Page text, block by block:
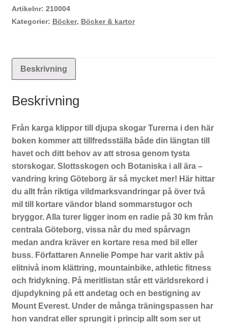
Artikelnr: 210004
Kategorier: Böcker, Böcker & kartor
Beskrivning
Beskrivning
Från karga klippor till djupa skogar Turerna i den här
boken kommer att tillfredsställa både din längtan till
havet och ditt behov av att strosa genom tysta
storskogar. Slottsskogen och Botaniska i all ära –
vandring kring Göteborg är så mycket mer! Här hittar
du allt från riktiga vildmarksvandringar på över två
mil till kortare vändor bland sommarstugor och
bryggor. Alla turer ligger inom en radie på 30 km från
centrala Göteborg, vissa når du med spårvagn
medan andra kräver en kortare resa med bil eller
buss. Författaren Annelie Pompe har varit aktiv på
elitnivå inom klättring, mountainbike, athletic fitness
och fridykning. På meritlistan står ett världsrekord i
djupdykning på ett andetag och en bestigning av
Mount Everest. Under de många träningspassen har
hon vandrat eller sprungit i princip allt som ser ut